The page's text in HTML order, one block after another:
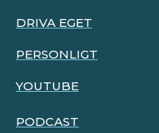
DRIVA EGET
PERSONLIGT
YOUTUBE
PODCAST